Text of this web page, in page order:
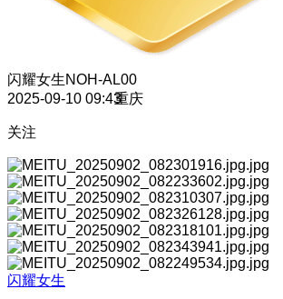
闪耀女生NOH-AL00
2025-09-10 09:43重庆
关注
闪耀女生